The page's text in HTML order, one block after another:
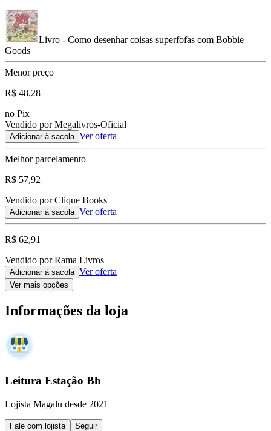
Livro - Como desenhar coisas superfofas com Bobbie
Goods
Menor preço
R$ 48,28
no Pix
Vendido por Megalivros-Oficial
Adicionar à sacola Ver oferta
Melhor parcelamento
R$ 57,92
Vendido por Clique Books
Adicionar à sacola Ver oferta
R$ 62,91
Vendido por Rama Livros
Adicionar à sacola Ver oferta
Ver mais opções
Informações da loja
Leitura Estação Bh
Lojista Magalu desde 2021
Fale com lojista Seguir